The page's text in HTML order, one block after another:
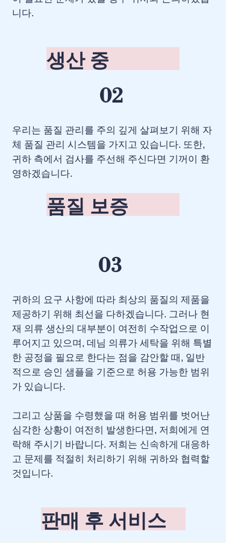
생산 중
니다.
02
품질 보증
우리는 품질 관리를 주의 깊게 살펴보기 위해 자
체 품질 관리 시스템을 가지고 있습니다. 또한,
귀하 측에서 검사를 주선해 주신다면 기꺼이 환
영하겠습니다.
03
판매 후 서비스
귀하의 요구 사항에 따라 최상의 품질의 제품을
제공하기 위해 최선을 다하겠습니다. 그러나 현
재 의류 생산의 대부분이 여전히 수작업으로 이
루어지고 있으며, 데님 의류가 세탁을 위해 특별
한 공정을 필요로 한다는 점을 감안할 때, 일반
적으로 승인 샘플을 기준으로 허용 가능한 범위
가 있습니다.
그리고 상품을 수령했을 때 허용 범위를 벗어난
심각한 상황이 여전히 발생한다면, 저희에게 연
락해 주시기 바랍니다. 저희는 신속하게 대응하
고 문제를 적절히 처리하기 위해 귀하와 협력할
것입니다.